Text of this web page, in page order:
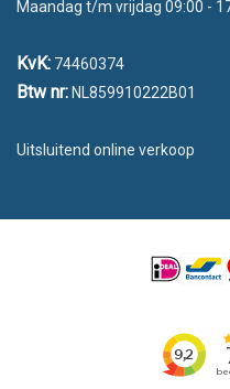
Maandag t/m vrijdag 09:00 -
KvK: 74460374
Btw nr: NL859910222B01
Uitsluitend online verkoop